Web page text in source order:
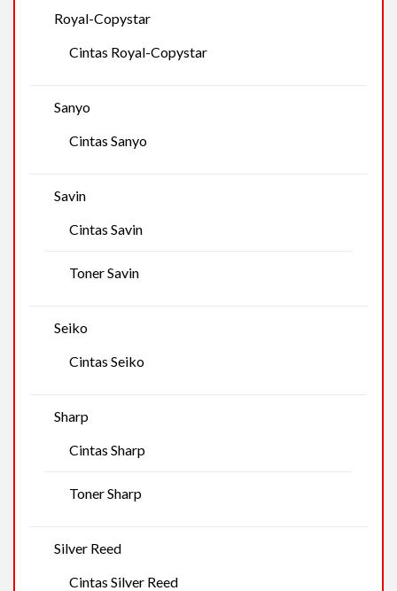
Royal-Copystar
Cintas Royal-Copystar
Sanyo
Cintas Sanyo
Savin
Cintas Savin
Toner Savin
Seiko
Cintas Seiko
Sharp
Cintas Sharp
Toner Sharp
Silver Reed
Cintas Silver Reed